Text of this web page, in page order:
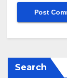
Search